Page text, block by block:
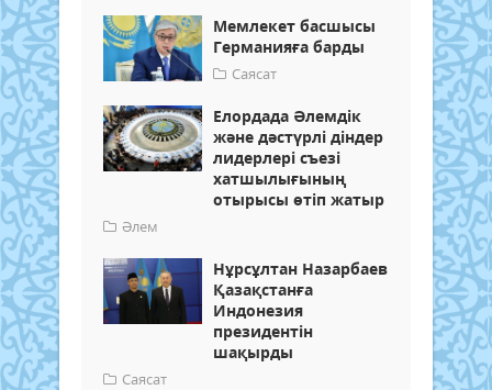
Мемлекет басшысы
Германияға барды
Саясат
Елордада Әлемдік
және дәстүрлі діндер
лидерлері съезі
хатшылығының
отырысы өтіп жатыр
Әлем
Нұрсұлтан Назарбаев
Қазақстанға
Индонезия
президентін
шақырды
Саясат